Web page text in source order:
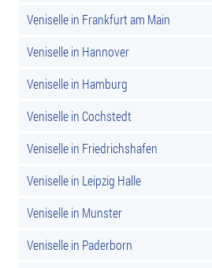
Veniselle in Frankfurt am Main
Veniselle in Hannover
Veniselle in Hamburg
Veniselle in Cochstedt
Veniselle in Friedrichshafen
Veniselle in Leipzig Halle
Veniselle in Munster
Veniselle in Paderborn